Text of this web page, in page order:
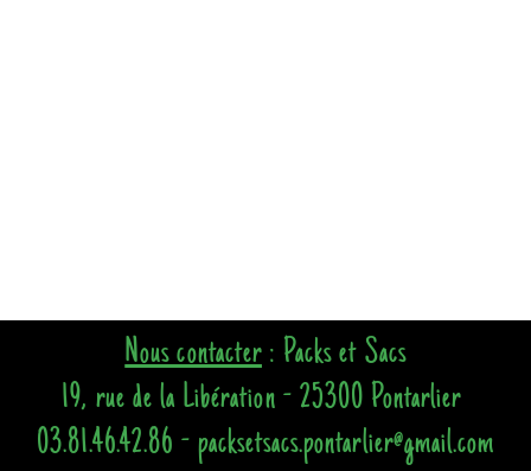
Nous contacter: Packs et Sacs
19, rue de la Libération - 25300 Pontarlier
03.81.46.42.86 - packsetsacs.pontarlier@gmail.com